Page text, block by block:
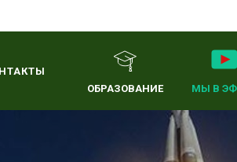
ОБРАЗОВАНИЕ
МЫ В